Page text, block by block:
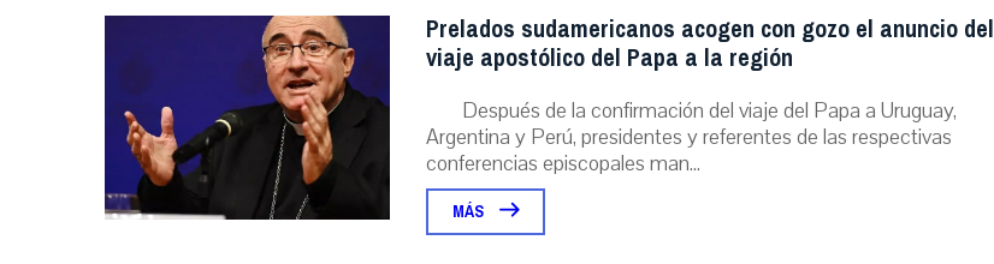
Prelados sudamericanos acogen con gozo el anuncio del
viaje apostólico del Papa a la región
Después de la confirmación del viaje del Papa a Uruguay,
Argentina y Perú, presidentes y referentes de las respectivas
conferencias episcopales man...
MÁS